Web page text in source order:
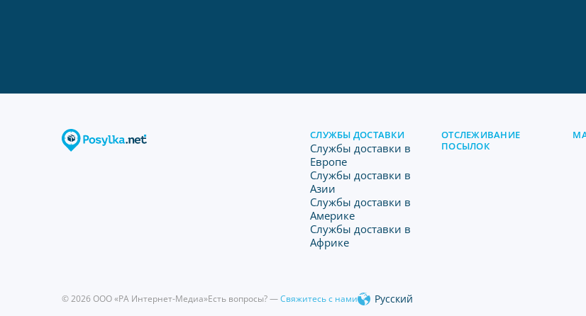
СЛУЖБЫ ДОСТАВКИ
Службы доставки в
Европе
Службы доставки в
Азии
Службы доставки в
Америке
Службы доставки в
Африке
ОТСЛЕЖИВАНИЕ
ПОСЫЛОК
© 2026 ООО «РА Интернет-Медиа»Есть вопросы? —Свяжитесь с нами Русский